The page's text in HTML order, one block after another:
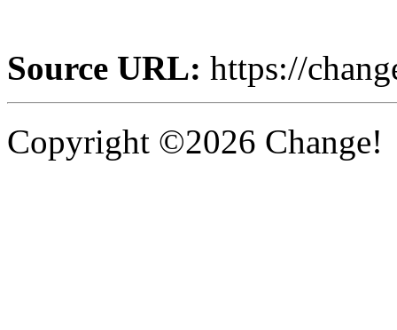
Source URL: https://
Copyright ©2026 Change!